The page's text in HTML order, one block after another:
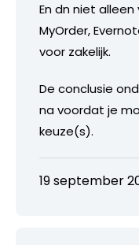
En dn niet
MyOrder,
voor zakelijk.
De conclusie
na voordat je
keuze(s).
19 september